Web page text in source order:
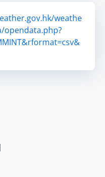
weathe
opendata.php?